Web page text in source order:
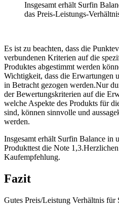
Insgesamt erhält Surfin
das Preis-Leistungs-
Es ist zu beachten, dass die
verbundenen Kriterien auf die
Produktes abgestimmt werden
Wichtigkeit, dass die Erwartungen
in Betracht gezogen werden.Nur
der Bewertungskriterien auf die
welche Aspekte des Produkts für
sind, können sinnvolle und
werden.
Insgesamt erhält Surfin Balance in
Produkttest die Note
Kaufempfehlung.
Fazit
Gutes Preis/Leistung Verhältnis für